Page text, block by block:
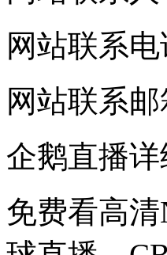
网站联系
网站联系
企鹅直播详
免费看高